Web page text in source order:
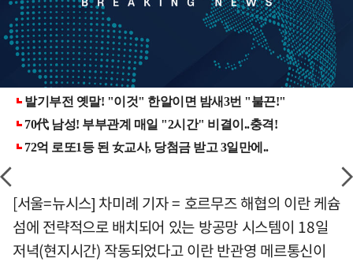
[서울=뉴시스] 차미례 기자 = 호르무즈 해협의 이란 케슘
섬에 전략적으로 배치되어 있는 방공망 시스템이 18일
저녁(현지시간) 작동되었다고 이란 반관영 메르통신이